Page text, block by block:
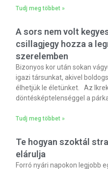
Tudj meg többet »
A sors nem volt
csillagjegy hozza a
szerelemben
Bizonyos kor után sokan
igazi társunkat, akivel
élhetjük le életünket. Az
döntésképtelenséggel a
Tudj meg többet »
Te hogyan szoktál
elárulja
Forró nyári napokon legjobb